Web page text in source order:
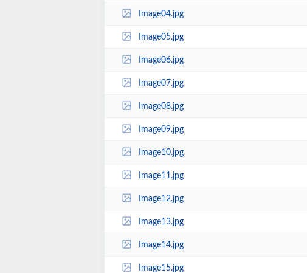
Image04.jpg
Image05.jpg
Image06.jpg
Image07.jpg
Image08.jpg
Image09.jpg
Image10.jpg
Image11.jpg
Image12.jpg
Image13.jpg
Image14.jpg
Image15.jpg